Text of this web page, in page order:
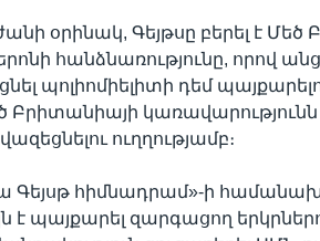
օրինակ, Գեյթսը բերել է Մեծ
հանձնառությունը, որով
պոլիոմիելիտի դեմ
Բրիտանիայի
ուղղությամբ։
Գեյսթ հիմնադրամ»-ի
պայքարել զարգացող